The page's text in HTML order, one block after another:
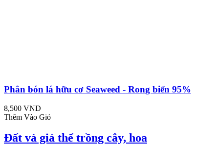
Phân bón lá hữu cơ Seaweed - Rong biển 95%
8,500 VND
Thêm Vào Giỏ
Đất và giá thể trồng cây, hoa